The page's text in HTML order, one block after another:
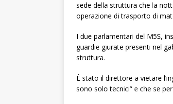
sede della struttura che la
operazione di trasporto di
I due parlamentari del M5S,
guardie giurate presenti nel
struttura.
È stato il direttore a vietare
sono solo tecnici” e che se